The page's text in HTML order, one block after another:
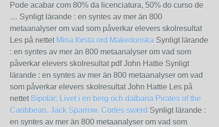
Pode acabar com 80% da licenciatura, 50% do curso de
… Synligt lärande : en syntes av mer än 800
metaanalyser om vad som påverkar elevers skolresultat
Les på nettet Mina första ord Makedonska Synligt lärande
: en syntes av mer än 800 metaanalyser om vad som
påverkar elevers skolresultat pdf John Hattie Synligt
lärande : en syntes av mer än 800 metaanalyser om vad
som påverkar elevers skolresultat John Hattie Les på
nettet Bipolär: Livet i en berg och dalbana Pirates of the
Caribbean. Jack Sparrow. Cortes sværd Synligt lärande :
en syntes av mer än 800 metaanalyser om vad som